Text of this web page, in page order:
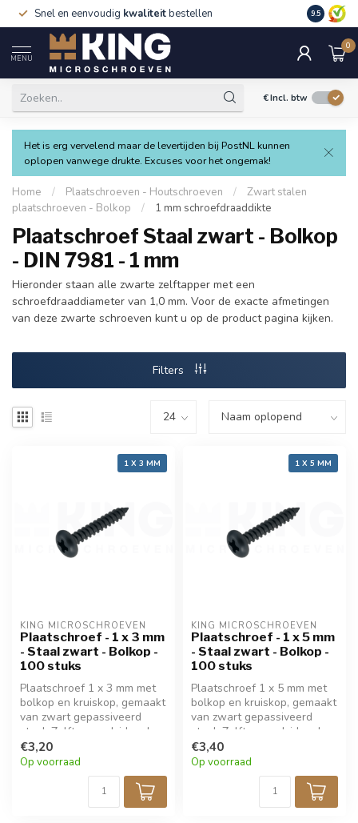
Snel en eenvoudig kwaliteitbestellen 9.5
MENU
0
€Incl. btw
Het is erg vervelend maar de levertijden bij PostNL kunnen
oplopen vanwege drukte. Excuses voor het ongemak!
Home / Plaatschroeven - Houtschroeven /
Zwart stalen
plaatschroeven - Bolkop
/ 1 mm schroefdraaddikte
Plaatschroef Staal zwart - Bolkop
- DIN 7981 - 1 mm
Hieronder staan alle zwarte zelftapper met een
schroefdraaddiameter van 1,0 mm. Voor de exacte afmetingen
van deze zwarte schroeven kunt u op de product pagina kijken.
Filters
1 X 3 MM
KING MICROSCHROEVEN
Plaatschroef - 1 x 3 mm
- Staal zwart - Bolkop -
100 stuks
Plaatschroef 1 x 3 mm met
bolkop en kruiskop, gemaakt
van zwart gepassiveerd
staal. Zelftappend, ideaal
voor fijne bevestiging in
metaal, hout, kunststof of
elektronica. Perfect voor
modelbouw en precisiewerk.
Verpakt per 100 stuks.
€3,20
Op voorraad
1 X 5 MM
KING MICROSCHROEVEN
Plaatschroef - 1 x 5 mm
- Staal zwart - Bolkop -
100 stuks
Plaatschroef 1 x 5 mm met
bolkop en kruiskop, gemaakt
van zwart gepassiveerd
staal. Zelftappend, ideaal
voor fijne bevestiging in
metaal, hout, kunststof of
elektronica. Perfect voor
modelbouw en precisiewerk.
Verpakt per 100 stuks.
€3,40
Op voorraad